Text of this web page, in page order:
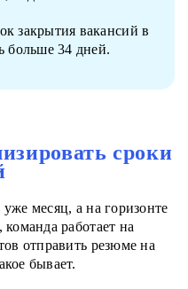
закрытия вакансий в
больше 34 дней.
сроки
месяц, а на горизонте
работает на
отправить резюме на
бывает.